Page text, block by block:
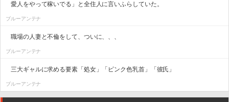
愛人をやって稼いでる」と全住人に言いふらしていた。
ブルーアンテナ
職場の人妻と不倫をして、ついに、、、
ブルーアンテナ
三大ギャルに求める要素「処女」「ピンク色乳首」「彼氏」
ブルーアンテナ